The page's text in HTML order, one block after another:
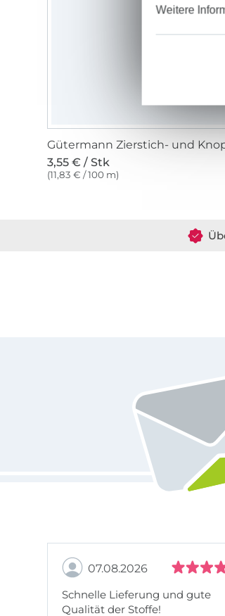
3,55 € / Stk
(11,83 € / 100 m)
07.08.2026
Schnelle Lieferung und gute
Qualität der Stoffe!
Weitere